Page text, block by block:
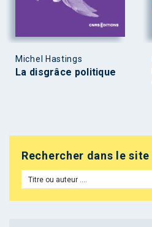
Michel Hastings
La disgrâce politique
Rechercher dans le site